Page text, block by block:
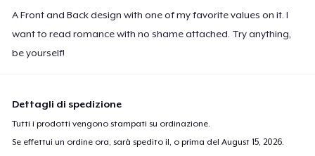
A Front and Back design with one of my favorite values on it. I
want to read romance with no shame attached. Try anything,
be yourself!
Dettagli di spedizione
Tutti i prodotti vengono stampati su ordinazione.
Se effettui un ordine ora, sarà spedito il, o prima delAugust 15, 2026.